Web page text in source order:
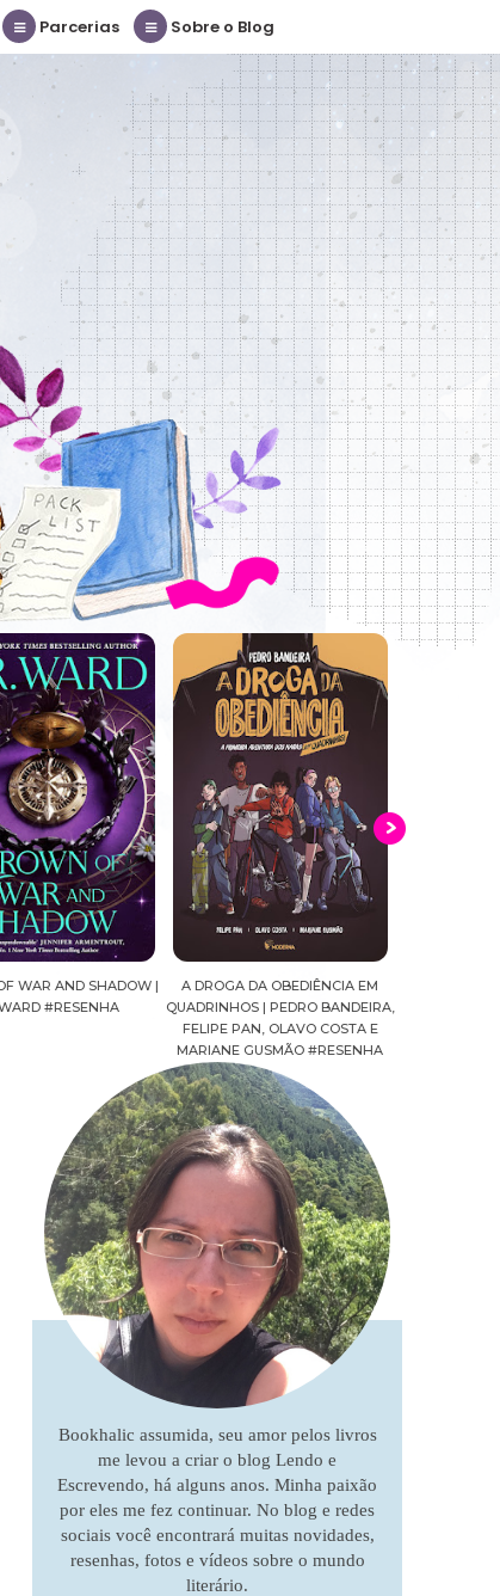
Parcerias Sobre o Blog
WAR AND SHADOW |
#RESENHA
A DROGA DA OBEDIÊNCIA EM
QUADRINHOS | PEDRO BANDEIRA,
FELIPE PAN, OLAVO COSTA E
MARIANE GUSMÃO #RESENHA
Bookhalic assumida, seu amor pelos livros
me levou a criar o blog Lendo e
Escrevendo, há alguns anos. Minha paixão
por eles me fez continuar. No blog e redes
sociais você encontrará muitas novidades,
resenhas, fotos e vídeos sobre o mundo
literário.